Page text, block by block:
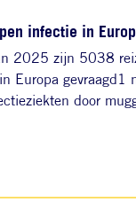
infectie in
2025 zijn 5038
Europa gevraagd1
door